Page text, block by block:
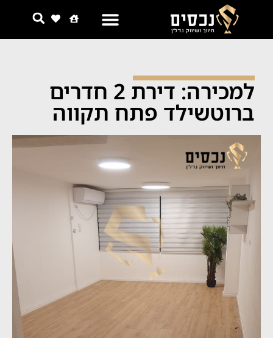
למכירה: דירת 2 חדרים
ברוטשילד פתח תקווה